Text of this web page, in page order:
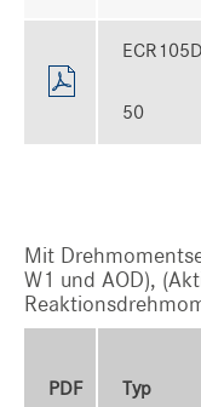
50
Mit
W1 und AOD),
PDF Typ